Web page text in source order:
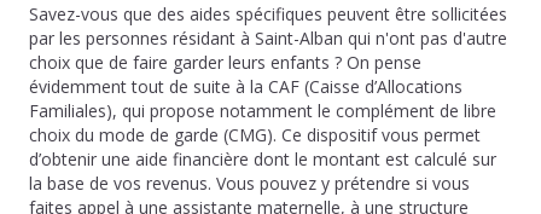
Savez-vous que des aides spécifiques peuvent être sollicitées
par les personnes résidant à Saint-Alban qui n'ont pas d'autre
choix que de faire garder leurs enfants ? On pense
évidemment tout de suite à la CAF (Caisse d’Allocations
Familiales), qui propose notamment le complément de libre
choix du mode de garde (CMG). Ce dispositif vous permet
d’obtenir une aide financière dont le montant est calculé sur
la base de vos revenus. Vous pouvez y prétendre si vous
faites appel à une assistante maternelle, à une structure